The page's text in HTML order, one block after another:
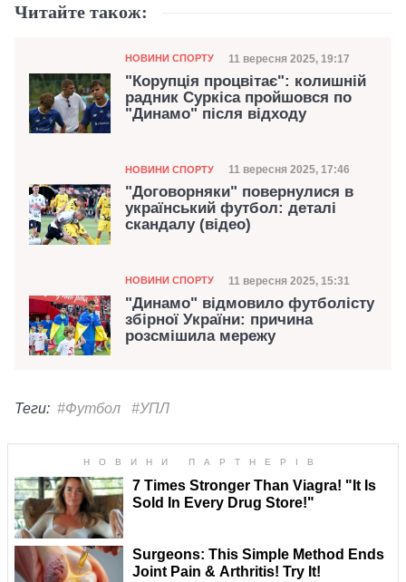
Читайте також:
Категорія
НОВИНИ СПОРТУ Дата публікації
11 вересня 2025, 19:17
"Корупція процвітає": колишній
радник Суркіса пройшовся по
"Динамо" після відходу
Категорія
НОВИНИ СПОРТУ Дата публікації
11 вересня 2025, 17:46
"Договорняки" повернулися в
український футбол: деталі
скандалу (відео)
Категорія
НОВИНИ СПОРТУ Дата публікації
11 вересня 2025, 15:31
"Динамо" відмовило футболісту
збірної України: причина
розсмішила мережу
Теги: #Футбол #УПЛ